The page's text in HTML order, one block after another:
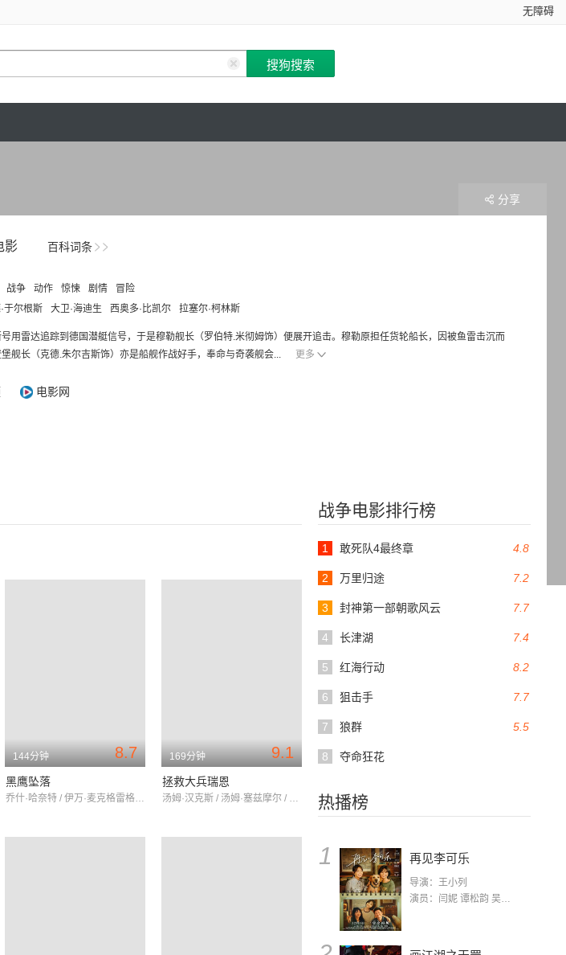
无障碍
百科词条
影
战争 动作 惊悚 剧情
冒险
于尔根斯 大卫·海迪生 西奥多·比凯尔 拉塞尔·柯林斯
用雷达追踪到德国潜艇信号，于是穆勒舰长（罗伯特.米彻姆饰）便展开追击。穆勒原担任货轮船长，因被鱼雷击沉而
舰长（克德.朱尔吉斯饰）亦是船舰作战好手，奉命与奇袭舰会...
更多
电影网
分享
战争电影排行榜
4.8
1 敢死队4最终章
7.2
2 万里归途
7.7
3 封神第一部朝歌风云
7.4
4 长津湖
8.2
5 红海行动
7.7
6 狙击手
5.5
7 狼群
8 夺命狂花
热播榜
1 再见李可乐
导演：王小列
演员：闫妮 谭松韵 吴京 蒋龙 赵小棠 冯雷 李虎城 平安 小七 小可乐
8.7
144分钟
黑鹰坠落
乔什·哈奈特 / 伊万·麦克格雷格 / 汤姆·塞兹摩尔
9.1
169分钟
拯救大兵瑞恩
汤姆·汉克斯 / 汤姆·塞兹摩尔 / 爱德华·伯恩斯